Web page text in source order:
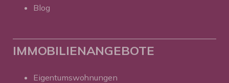
Blog
IMMOBILIENANGEBOTE
Eigentumswohnungen